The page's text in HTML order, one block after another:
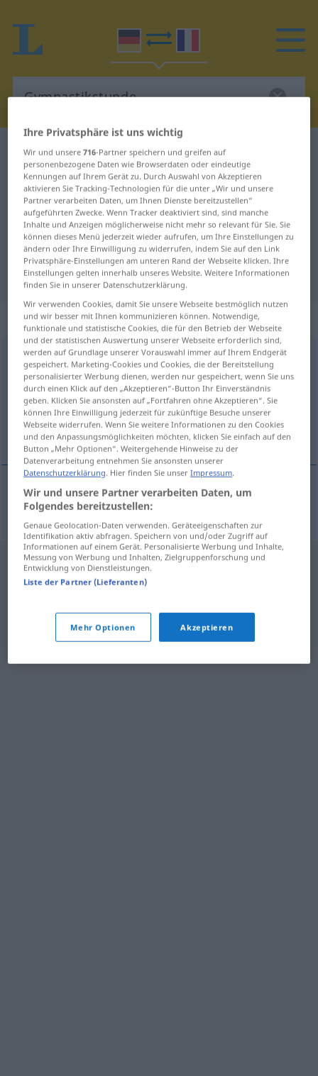
Deutsch-Französisch Wörterbuch
Gymnastikstunde
Deutsch-Französisch Übersetzung
für "Gymnastikstunde"
"Gymnastikstunde" Französisch
Übersetzung
„Gymnastikstunde“: Femininum
Gymnastikstundef
Übersicht aller Übersetzungen
(Für mehr Details die Übersetzung anklicken/antippen)
cours de gymnastique
coursmdegymnastique
Ihre Privatsphäre ist uns wichtig
Wir und unsere716-Partner speichern und greifen auf
personenbezogene Daten wie Browserdaten oder eindeutige
Kennungen auf Ihrem Gerät zu. Durch Auswahl von Akzeptieren
aktivieren Sie Tracking-Technologien für die unter „Wir und unsere
Partner verarbeiten Daten, um Ihnen Dienste bereitzustellen“
aufgeführten Zwecke. Wenn Tracker deaktiviert sind, sind manche
Inhalte und Anzeigen möglicherweise nicht mehr so relevant für Sie. Sie
können dieses Menü jederzeit wieder aufrufen, um Ihre Einstellungen zu
ändern oder Ihre Einwilligung zu widerrufen, indem Sie auf den Link
Privatsphäre-Einstellungen am unteren Rand der Webseite klicken. Ihre
Einstellungen gelten innerhalb unseres Website. Weitere Informationen
finden Sie in unserer Datenschutzerklärung.
Wir verwenden Cookies, damit Sie unsere Webseite bestmöglich nutzen
und wir besser mit Ihnen kommunizieren können. Notwendige,
funktionale und statistische Cookies, die für den Betrieb der Webseite
und der statistischen Auswertung unserer Webseite erforderlich sind,
werden auf Grundlage unserer Vorauswahl immer auf Ihrem Endgerät
gespeichert. Marketing-Cookies und Cookies, die der Bereitstellung
personalisierter Werbung dienen, werden nur gespeichert, wenn Sie uns
durch einen Klick auf den „Akzeptieren“-Button Ihr Einverständnis
geben. Klicken Sie ansonsten auf „Fortfahren ohne Akzeptieren“. Sie
können Ihre Einwilligung jederzeit für zukünftige Besuche unserer
Webseite widerrufen. Wenn Sie weitere Informationen zu den Cookies
und den Anpassungsmöglichkeiten möchten, klicken Sie einfach auf den
Button „Mehr Optionen“. Weitergehende Hinweise zu der
Datenverarbeitung entnehmen Sie ansonsten unserer
Datenschutzerklärung. Hier finden Sie unserImpressum.
Wir und unsere Partner verarbeiten Daten, um
Folgendes bereitzustellen:
Genaue Geolocation-Daten verwenden. Geräteeigenschaften zur
Identifikation aktiv abfragen. Speichern von und/oder Zugriff auf
Informationen auf einem Gerät. Personalisierte Werbung und Inhalte,
Messung von Werbung und Inhalten, Zielgruppenforschung und
Entwicklung von Dienstleistungen.
Liste der Partner (Lieferanten)
Mehr Optionen Akzeptieren